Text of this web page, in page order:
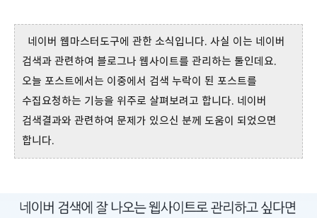
네이버 웹마스터도구에 관한 소식입니다. 사실 이는 네이버
검색과 관련하여 블로그나 웹사이트를 관리하는 툴인데요.
오늘 포스트에서는 이중에서 검색 누락이 된 포스트를
수집요청하는 기능을 위주로 살펴보려고 합니다. 네이버
검색결과와 관련하여 문제가 있으신 분께 도움이 되었으면
합니다.